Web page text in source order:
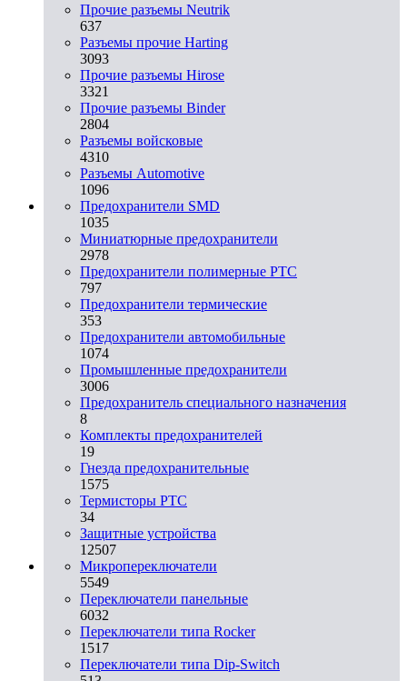
Прочие разъемы Neutrik
637
Разъемы прочие Harting
3093
Прочие разъемы Hirose
3321
Прочие разъемы Binder
2804
Разъемы войсковые
4310
Разъeмы Automotive
1096
Предохранители SMD
1035
Миниатюрные предохранители
2978
Предохранители полимерные PTC
797
Предохранители термические
353
Предохранители автомобильные
1074
Промышленные предохранители
3006
Предохранитель специального назначения
8
Комплекты предохранителей
19
Гнезда предохранительные
1575
Термисторы PTC
34
Защитные устройства
12507
Микропереключатели
5549
Переключатели панельные
6032
Переключатели типа Rocker
1517
Переключатели типа Dip-Switch